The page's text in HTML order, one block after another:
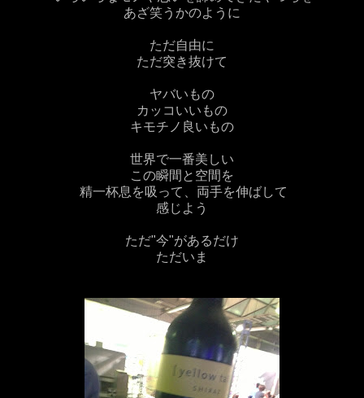
あざ笑うかのように
ただ自由に
ただ突き抜けて
ヤバいもの
カッコいいもの
キモチノ良いもの
世界で一番美しい
この瞬間と空間を
精一杯息を吸って、両手を伸ばして
感じよう
ただ"今"があるだけ
ただいま